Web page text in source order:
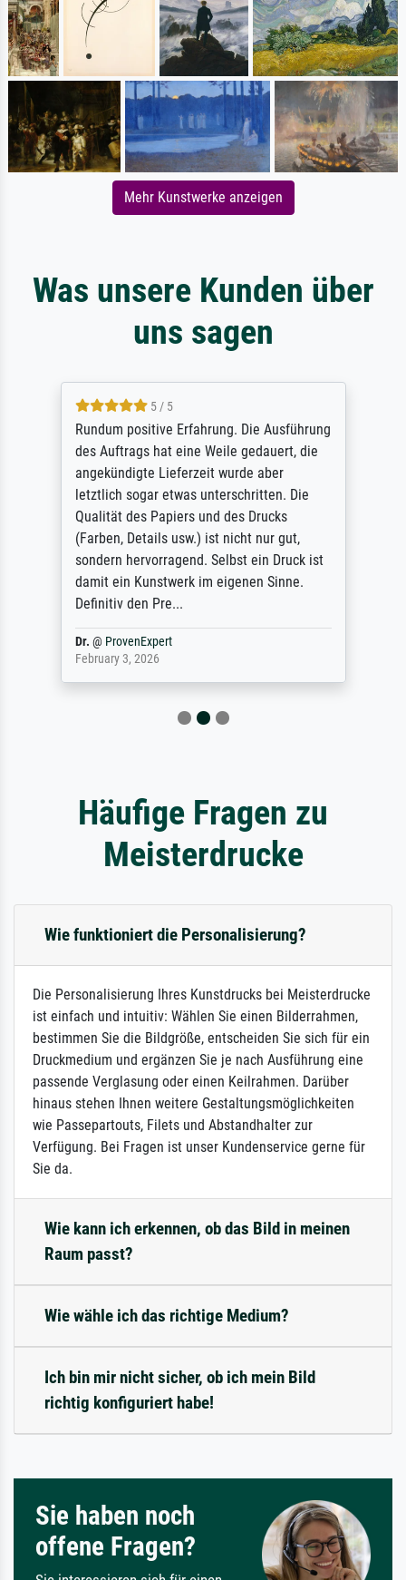
Mehr Kunstwerke anzeigen
Was unsere Kunden über
uns sagen
5 / 5
Rundum positive Erfahrung. Die Ausführung
des Auftrags hat eine Weile gedauert, die
angekündigte Lieferzeit wurde aber
letztlich sogar etwas unterschritten. Die
Qualität des Papiers und des Drucks
(Farben, Details usw.) ist nicht nur gut,
sondern hervorragend. Selbst ein Druck ist
damit ein Kunstwerk im eigenen Sinne.
Definitiv den Pre...
Dr. @ ProvenExpert
February 3, 2026
Häufige Fragen zu
Meisterdrucke
Wie funktioniert die Personalisierung?
Die Personalisierung Ihres Kunstdrucks bei Meisterdrucke
ist einfach und intuitiv: Wählen Sie einen Bilderrahmen,
bestimmen Sie die Bildgröße, entscheiden Sie sich für ein
Druckmedium und ergänzen Sie je nach Ausführung eine
passende Verglasung oder einen Keilrahmen. Darüber
hinaus stehen Ihnen weitere Gestaltungsmöglichkeiten
wie Passepartouts, Filets und Abstandhalter zur
Verfügung. Bei Fragen ist unser Kundenservice gerne für
Sie da.
Wie kann ich erkennen, ob das Bild in meinen
Raum passt?
Wie wähle ich das richtige Medium?
Ich bin mir nicht sicher, ob ich mein Bild
richtig konfiguriert habe!
Sie haben noch
offene Fragen?